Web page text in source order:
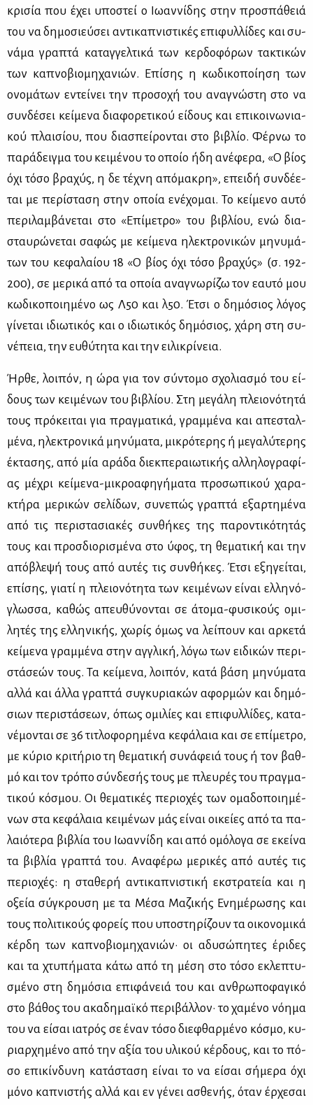
κρι­σία που έχει υπο­στεί ο Ιω­αν­νί­δης στην προ­σπά­θειά
του να δη­μο­σιεύ­σει αντι­κα­πνι­στι­κές επι­φυλ­λί­δες και συ­
νά­μα γρα­πτά κα­ταγ­γελ­τι­κά των κερ­δο­φό­ρων τα­κτι­κών
των κα­πνο­βιο­μη­χα­νιών. Επί­σης η κω­δι­κο­ποί­η­ση των
ονο­μά­των εντεί­νει την προ­σο­χή του ανα­γνώ­στη στο να
συν­δέ­σει κεί­με­να δια­φο­ρε­τι­κού εί­δους και επι­κοι­νω­νια­
κού πλαι­σί­ου, που δια­σπεί­ρο­νται στο βι­βλίο. Φέρ­νω το
πα­ρά­δειγ­μα του κει­μέ­νου το οποίο ήδη ανέ­φε­ρα, «O βί­ος
όχι τό­σο βρα­χύς, η δε τέ­χνη από­μα­κρη», επει­δή συν­δέ­ε­
ται με πε­ρί­στα­ση στην οποία ενέ­χο­μαι. Το κεί­με­νο αυ­τό
πε­ρι­λαμ­βά­νε­ται στο «Επί­με­τρο» του βι­βλί­ου, ενώ δια­
σταυ­ρώ­νε­ται σα­φώς με κεί­με­να ηλε­κτρο­νι­κών μη­νυ­μά­
των του κε­φα­λαί­ου 18 «Ο βί­ος όχι τό­σο βρα­χύς» (σ. 192-
200), σε με­ρι­κά από τα οποία ανα­γνω­ρί­ζω τον εαυ­τό μου
κω­δι­κο­ποι­η­μέ­νο ως Λ50 και λ50. Έτσι ο δη­μό­σιος λό­γος
γί­νε­ται ιδιω­τι­κός και ο ιδιω­τι­κός δη­μό­σιος, χά­ρη στη συ­
νέ­πεια, την ευ­θύ­τη­τα και την ει­λι­κρί­νεια.
Ήρ­θε, λοι­πόν, η ώρα για τον σύ­ντο­μο σχο­λια­σμό του εί­
δους των κει­μέ­νων του βι­βλί­ου. Στη με­γά­λη πλειο­νό­τη­τά
τους πρό­κει­ται για πραγ­μα­τι­κά, γραμ­μέ­να και απε­σταλ­
μέ­να, ηλε­κτρο­νι­κά μη­νύ­μα­τα, μι­κρό­τε­ρης ή με­γα­λύ­τε­ρης
έκτα­σης, από μία αρά­δα διεκ­πε­ραιω­τι­κής αλ­λη­λο­γρα­φί­
ας μέ­χρι κεί­με­να-μι­κρο­α­φη­γή­μα­τα προ­σω­πι­κού χα­ρα­
κτή­ρα με­ρι­κών σε­λί­δων, συ­νε­πώς γρα­πτά εξαρ­τη­μέ­να
από τις πε­ρι­στα­σια­κές συν­θή­κες της πα­ρο­ντι­κό­τη­τάς
τους και προσ­διο­ρι­σμέ­να στο ύφος, τη θε­μα­τι­κή και την
από­βλε­ψή τους από αυ­τές τις συν­θή­κες. Έτσι εξη­γεί­ται,
επί­σης, για­τί η πλειο­νό­τη­τα των κει­μέ­νων εί­ναι ελ­λη­νό­
γλωσ­σα, κα­θώς απευ­θύ­νο­νται σε άτο­μα-φυ­σι­κούς ομι­
λη­τές της ελ­λη­νι­κής, χω­ρίς όμως να λεί­πουν και αρ­κε­τά
κεί­με­να γραμ­μέ­να στην αγ­γλι­κή, λό­γω των ει­δι­κών πε­ρι­
στά­σε­ών τους. Τα κεί­με­να, λοι­πόν, κα­τά βά­ση μη­νύ­μα­τα
αλ­λά και άλ­λα γρα­πτά συ­γκυ­ρια­κών αφορ­μών και δη­μό­
σιων πε­ρι­στά­σε­ων, όπως ομι­λί­ες και επι­φυλ­λί­δες, κα­τα­
νέ­μο­νται σε 36 τι­τλο­φο­ρη­μέ­να κε­φά­λαια και σε επί­με­τρο,
με κύ­ριο κρι­τή­ριο τη θε­μα­τι­κή συ­νά­φειά τους ή τον βαθ­
μό και τον τρό­πο σύν­δε­σής τους με πλευ­ρές του πραγ­μα­
τι­κού κό­σμου. Οι θε­μα­τι­κές πε­ριο­χές των ομα­δο­ποι­η­μέ­
νων στα κε­φά­λαια κει­μέ­νων μάς εί­ναι οι­κεί­ες από τα πα­
λαιό­τε­ρα βι­βλία του Ιω­αν­νί­δη και από ομό­λο­γα σε εκεί­να
τα βι­βλία γρα­πτά του. Ανα­φέ­ρω με­ρι­κές από αυ­τές τις
πε­ριο­χές: η στα­θε­ρή αντι­κα­πνι­στι­κή εκ­στρα­τεία και η
οξεία σύ­γκρου­ση με τα Μέ­σα Μα­ζι­κής Ενη­μέ­ρω­σης και
τους πο­λι­τι­κούς φο­ρείς που υπο­στη­ρί­ζουν τα οι­κο­νο­μι­κά
κέρ­δη των κα­πνο­βιο­μη­χα­νιών· οι αδυ­σώ­πη­τες έρι­δες
και τα χτυ­πή­μα­τα κά­τω από τη μέ­ση στο τό­σο εκλε­πτυ­
σμέ­νο στη δη­μό­σια επι­φά­νειά του και αν­θρω­πο­φα­γι­κό
στο βά­θος του ακα­δη­μαϊ­κό πε­ρι­βάλ­λον· το χα­μέ­νο νό­η­μα
του να εί­σαι ια­τρός σε έναν τό­σο διε­φθαρ­μέ­νο κό­σμο, κυ­
ριαρ­χη­μέ­νο από την αξία του υλι­κού κέρ­δους, και το πό­
σο επι­κίν­δυ­νη κα­τά­στα­ση εί­ναι το να εί­σαι σή­με­ρα όχι
μό­νο κα­πνι­στής αλ­λά και εν γέ­νει ασθε­νής, όταν έρ­χε­σαι